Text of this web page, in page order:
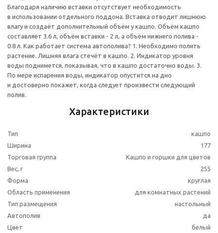
Благодаря наличию вставки отсутствует необходимость
в использовании отдельного поддона. Вставка отводит лишнюю
влагу и создаёт дополнительный объём у кашпо. Объём кашпо
составляет 3.6 л, объём вставки - 2 л, а объём нижнего полива -
0.8 л. Как работает система автополива? 1. Необходимо полить
растение. Лишняя влага стечёт в кашпо. 2. Индикатор уровня
воды поднимется, показывая, что в кашпо достаточно воды. 3.
По мере испарения воды, индикатор опустится на дно
и достоверно покажет, когда следует произвести следующий
полив.
Характеристики
Тип
кашпо
Ширина
177
Торговая группа
Кашпо и горшки для цветов
Вес, г
255
Форма
круглая
Область применения
для комнатных растений
Тип размещения
настольный
Автополив
да
Цвет
белый